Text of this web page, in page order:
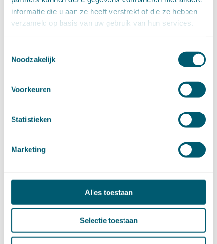
informatie die u aan ze heeft verstrekt of die ze hebben
verzameld op basis van uw gebruik van hun services.
Noodzakelijk
Voorkeuren
Statistieken
Marketing
Alles toestaan
Selectie toestaan
juni (14)
mei (12)
april (20)
►
2019 (147)
december (8)
september (8)
augustus (10)
mei (14)
januari (24)
2018 (205)
oktober (24)
juli (26)
juni (21)
maart (10)